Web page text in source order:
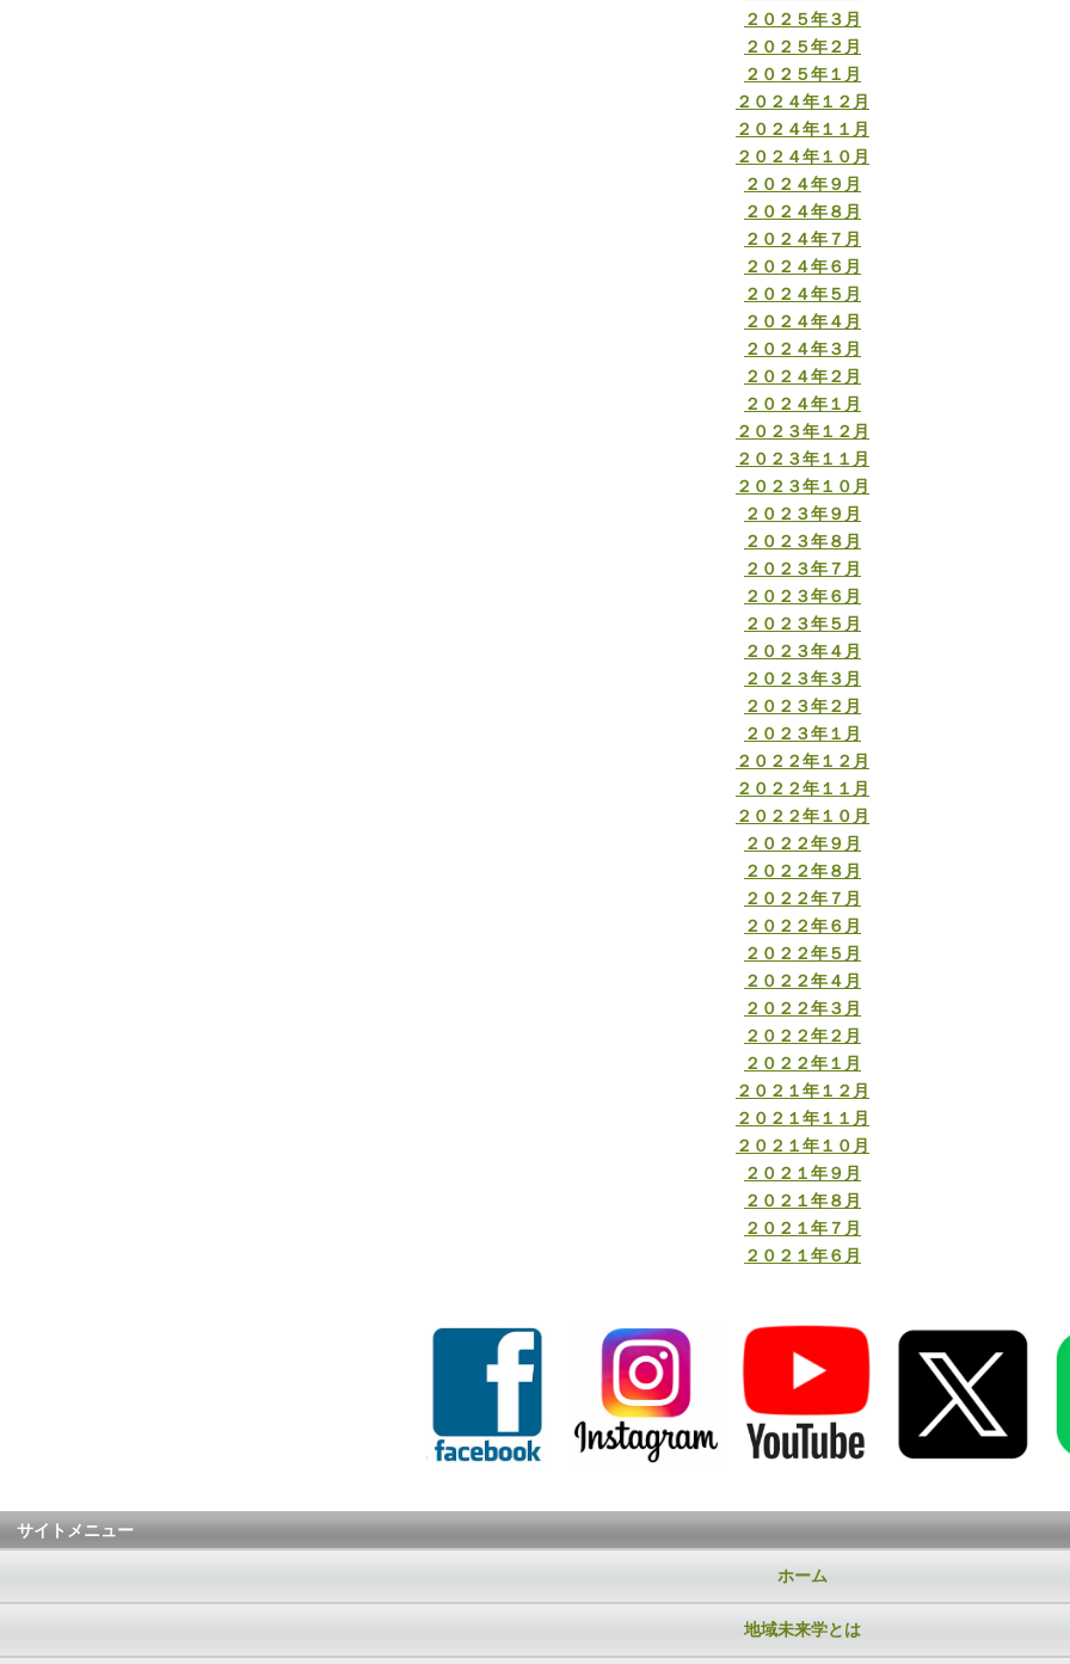
２０２５年３月
２０２５年２月
２０２５年１月
２０２４年１２月
２０２４年１１月
２０２４年１０月
２０２４年９月
２０２４年８月
２０２４年７月
２０２４年６月
２０２４年５月
２０２４年４月
２０２４年３月
２０２４年２月
２０２４年１月
２０２３年１２月
２０２３年１１月
２０２３年１０月
２０２３年９月
２０２３年８月
２０２３年７月
２０２３年６月
２０２３年５月
２０２３年４月
２０２３年３月
２０２３年２月
２０２３年１月
２０２２年１２月
２０２２年１１月
２０２２年１０月
２０２２年９月
２０２２年８月
２０２２年７月
２０２２年６月
２０２２年５月
２０２２年４月
２０２２年３月
２０２２年２月
２０２２年１月
２０２１年１２月
２０２１年１１月
２０２１年１０月
２０２１年９月
２０２１年８月
２０２１年７月
２０２１年６月
サイトメニュー
ホーム
地域未来学とは